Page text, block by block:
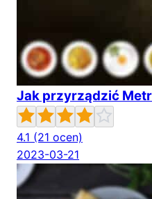
Jak przyrządzić
4.1 (21 ocen)
2023-03-21